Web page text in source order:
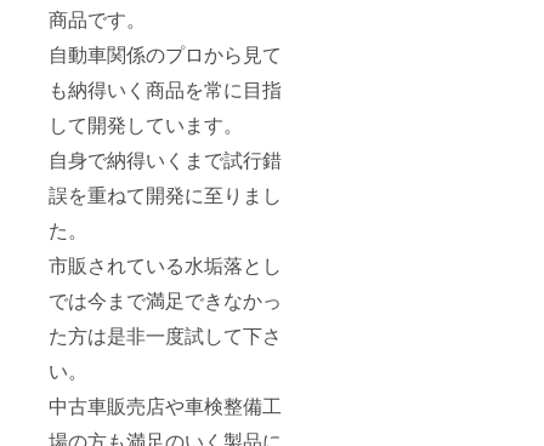
商品です。
自動車関係のプロから見て
も納得いく商品を常に目指
して開発しています。
自身で納得いくまで試行錯
誤を重ねて開発に至りまし
た。
市販されている水垢落とし
では今まで満足できなかっ
た方は是非一度試して下さ
い。
中古車販売店や車検整備工